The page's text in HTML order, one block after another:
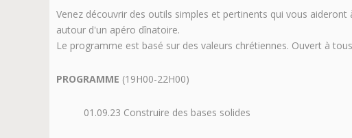
Venez découvrir des outils simples et pertinents qui vous
autour d'un apéro dînatoire.
Le programme est basé sur des valeurs chrétiennes. Ouvert à
PROGRAMME (19H00-22H00)
01.09.23 Construire des bases solides